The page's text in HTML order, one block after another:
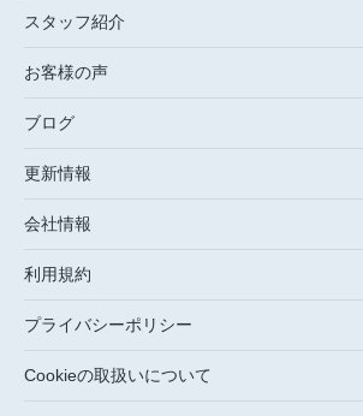
スタッフ紹介
お客様の声
ブログ
更新情報
会社情報
利用規約
プライバシーポリシー
Cookieの取扱いについて